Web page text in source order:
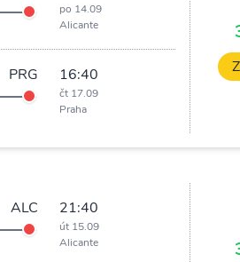
po 14.09
Alicante
PRG 16:40
čt 17.09
Praha
ALC 21:40
út 15.09
Alicante